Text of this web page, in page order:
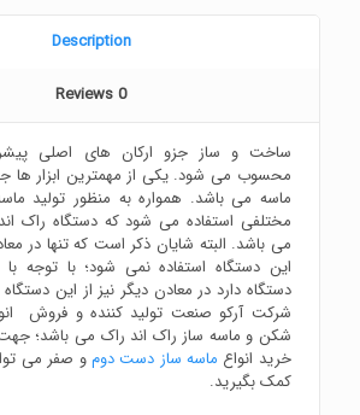
Description
Reviews0
ساخت و ساز جزو ارکان های اصلی
محسوب می شود. یکی از مهمترین ابزار
ماسه می باشد. همواره به منظور تولید
مختلفی استفاده می شود که دستگاه راک
می باشد. البته شایان ذکر است که تنها در
این دستگاه استفاده نمی شود؛ با توجه
دستگاه دارد در معادن دیگر نیز از این
شرکت آرکو صنعت تولید کننده و فروش
شکن و ماسه ساز راک اند راک می باشد؛
خرید انواع ماسه ساز دست دومو صفر می
کمک بگیرید.